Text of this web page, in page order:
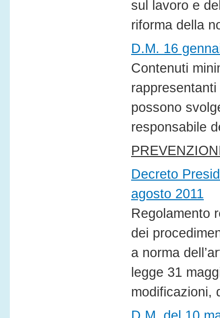
sul lavoro e
riforma della
D.M. 16
Contenuti
possono
responsabile
Decreto
agosto 2011
Regolamento
dei
a norma
legge 31
modificazioni,